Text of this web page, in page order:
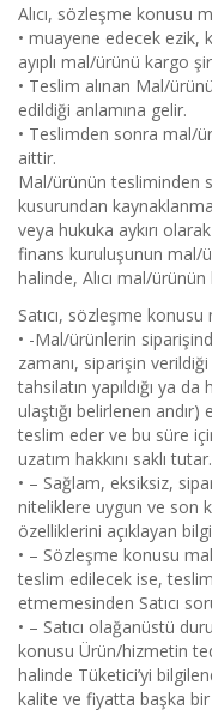
Alıcı, sözleşme konusu
• muayene edecek ezik,
ayıplı mal/ürünü kargo
• Teslim alınan Mal/
edildiği anlamına gelir.
• Teslimden sonra mal/
aittir.
Mal/ürünün tesliminden
kusurundan
veya hukuka aykırı
finans kuruluşunun mal/
halinde, Alıcı mal/
Satıcı, sözleşme
• -Mal/ürünlerin
zamanı, siparişin
tahsilatın yapıldığı ya
ulaştığı belirlenen
teslim eder ve bu süre
uzatım hakkını saklı tutar.
• – Sağlam, eksiksiz,
niteliklere uygun ve son
özelliklerini açıklayan
• – Sözleşme konusu
teslim edilecek ise,
etmemesinden Satıcı
• – Satıcı olağanüstü
konusu Ürün/hizmetin
halinde Tüketici’yi
kalite ve fiyatta başka